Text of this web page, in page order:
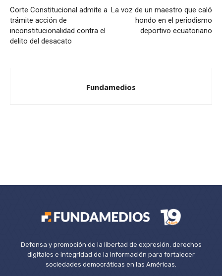
Corte Constitucional admite a
trámite acción de
inconstitucionalidad contra el
delito del desacato
La voz de un maestro que caló
hondo en el periodismo
deportivo ecuatoriano
Fundamedios
Defensa y promoción de la libertad de expresión, derechos
digitales e integridad de la información para fortalecer
sociedades democráticas en las Américas.